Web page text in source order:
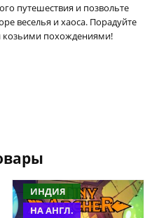
путешествия и позвольте
веселья и хаоса. Порадуйте
козьими похождениями!
ИНДИЯ
НА АНГЛ.